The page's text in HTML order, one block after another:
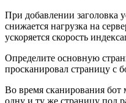
При добавлении заголовка
снижается нагрузка на
ускоряется скорость
Определите основную
просканировал страницу с
Во время сканирования
одну и ту же страницу под